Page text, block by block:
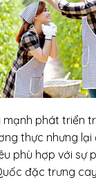
mạnh phát triển
thực nhưng lại
phù hợp với sự
đặc trưng